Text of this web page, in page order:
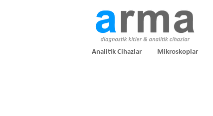
Analitik Cihazlar Mikroskoplar